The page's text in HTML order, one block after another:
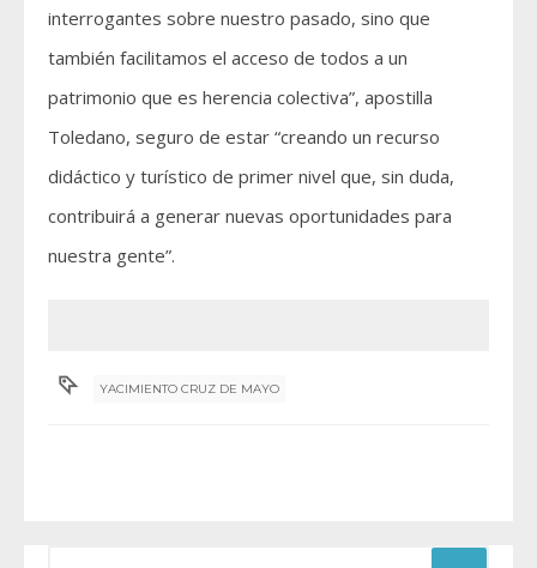
interrogantes sobre nuestro pasado, sino que
también facilitamos el acceso de todos a un
patrimonio que es herencia colectiva”, apostilla
Toledano, seguro de estar “creando un recurso
didáctico y turístico de primer nivel que, sin duda,
contribuirá a generar nuevas oportunidades para
nuestra gente”.
YACIMIENTO CRUZ DE MAYO